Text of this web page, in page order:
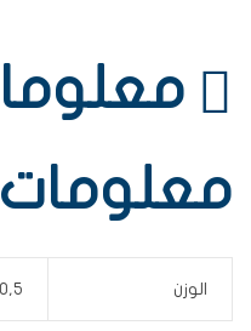
معلومات
الوزن 0,5 كيلوجرام